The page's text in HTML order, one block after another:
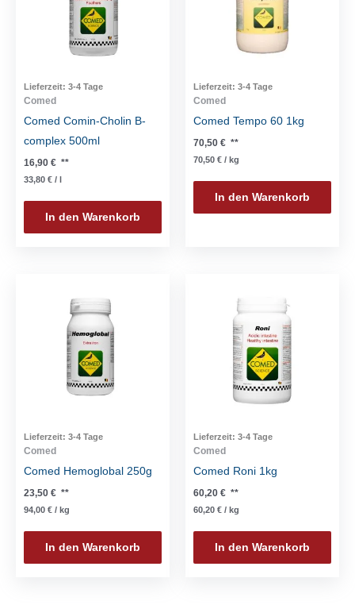
Lieferzeit: 3-4 Tage
Comed
Comed Comin-Cholin B-
complex 500ml
16,90 € **
33,80 € /
In den Warenkorb
Lieferzeit: 3-4 Tage
Comed
Comed Tempo 60 1kg
70,50 € **
70,50 € / kg
In den Warenkorb
Lieferzeit: 3-4 Tage
Comed
Comed Hemoglobal 250g
23,50 € **
94,00 € / kg
In den Warenkorb
Lieferzeit: 3-4 Tage
Comed
Comed Roni 1kg
60,20 € **
60,20 € / kg
In den Warenkorb